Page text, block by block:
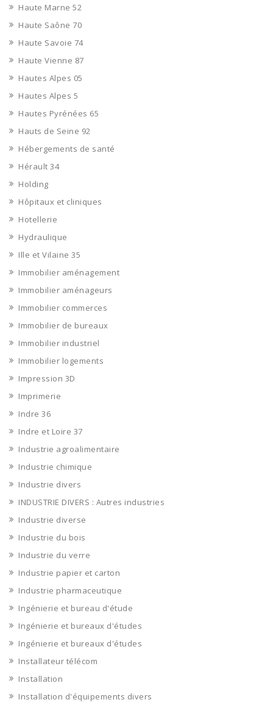
Haute Marne 52
Haute Saône 70
Haute Savoie 74
Haute Vienne 87
Hautes Alpes 05
Hautes Alpes 5
Hautes Pyrénées 65
Hauts de Seine 92
Hébergements de santé
Hérault 34
Holding
Hôpitaux et cliniques
Hotellerie
Hydraulique
Ille et Vilaine 35
Immobilier aménagement
Immobilier aménageurs
Immobilier commerces
Immobilier de bureaux
Immobilier industriel
Immobilier logements
Impression 3D
Imprimerie
Indre 36
Indre et Loire 37
Industrie agroalimentaire
Industrie chimique
Industrie divers
INDUSTRIE DIVERS : Autres industries
Industrie diverse
Industrie du bois
Industrie du verre
Industrie papier et carton
Industrie pharmaceutique
Ingénierie et bureau d'étude
Ingénierie et bureaux d'études
Ingénierie et bureaux d'études
Installateur télécom
Installation
Installation d'équipements divers